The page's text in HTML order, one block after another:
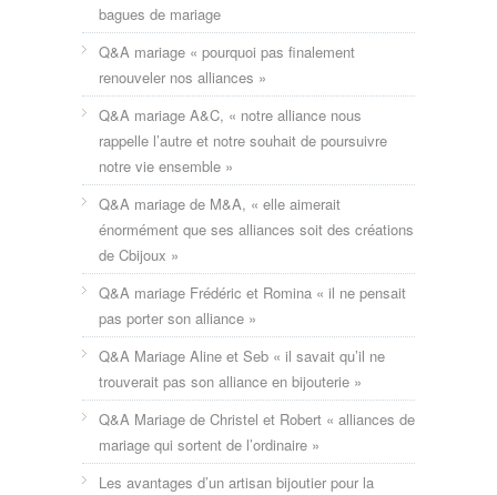
bagues de mariage
Q&A mariage « pourquoi pas finalement
renouveler nos alliances »
Q&A mariage A&C, « notre alliance nous
rappelle l’autre et notre souhait de poursuivre
notre vie ensemble »
Q&A mariage de M&A, « elle aimerait
énormément que ses alliances soit des créations
de Cbijoux »
Q&A mariage Frédéric et Romina « il ne pensait
pas porter son alliance »
Q&A Mariage Aline et Seb « il savait qu’il ne
trouverait pas son alliance en bijouterie »
Q&A Mariage de Christel et Robert « alliances de
mariage qui sortent de l’ordinaire »
Les avantages d’un artisan bijoutier pour la